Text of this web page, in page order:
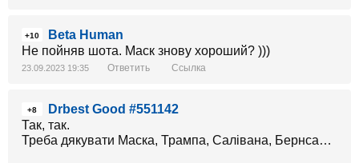
+10
Beta Human
Не пойняв шота. Маск знову хороший? )))
23.09.2023 19:35 Ответить Ссылка
+8
Drbest Good #551142
Так, так.
Треба дякувати Маска, Трампа, Салівана, Бернса…